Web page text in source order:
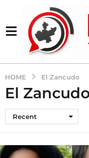
HOME El Zancudo
El
Recent